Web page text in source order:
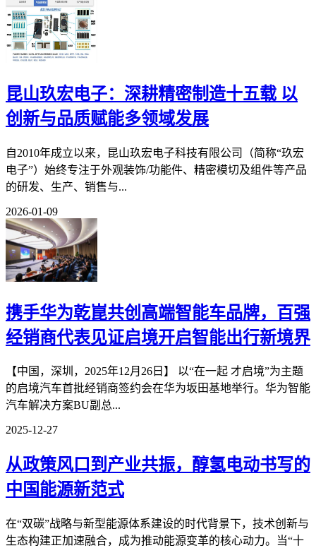
昆山玖宏电子：深耕精密制造十五载 以
创新与品质赋能多领域发展
自2010年成立以来，昆山玖宏电子科技有限公司（简称“玖宏
电子”）始终专注于外观装饰/功能件、精密模切及组件等产品
的研发、生产、销售与...
2026-01-09
携手华为乾崑共创高端智能车品牌，百强
经销商代表见证启境开启智能出行新境界
【中国，深圳，2025年12月26日】 以“在一起 才启境”为主题
的启境汽车首批经销商签约会在华为坂田基地举行。华为智能
汽车解决方案BU副总...
2025-12-27
从政策风口到产业共振，醇氢电动书写的
中国能源新范式
在“双碳”战略与新型能源体系建设的时代背景下，技术创新与
生态构建正加速融合，成为推动能源变革的核心动力。当“十